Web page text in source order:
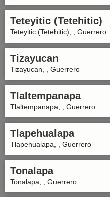
Teteyitic (Tetehitic)
Teteyitic (Tetehitic), , Guerrero
Tizayucan
Tizayucan, , Guerrero
Tlaltempanapa
Tlaltempanapa, , Guerrero
Tlapehualapa
Tlapehualapa, , Guerrero
Tonalapa
Tonalapa, , Guerrero